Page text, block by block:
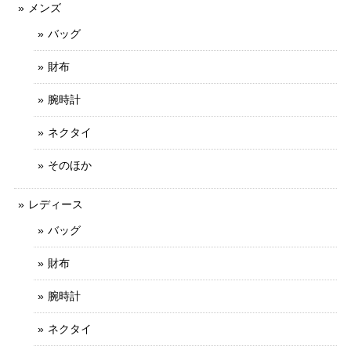
不明な点や質問にも迅速かつご丁寧に対応していただける信
用のできるお店です。
ご丁寧なお取引をしていただきましてありがと
うございます。 とても信頼できるお客様で、安
心してお取引ができました。 お力になれること
もなにとぞよろしくお願いいたします。
送料無料 シチズン 腕時計 レディース エクシード 4422-E42797 ゴールド オーバル型 12Pダイヤ ヴィンテージ ロゴ 小さめ ブランド X379
写真と説明文通りの綺麗なお品でした 予備コマでのバンドサ
メンズ
バッグ
財布
腕時計
ネクタイ
そのほか
レディース
バッグ
財布
腕時計
ネクタイ